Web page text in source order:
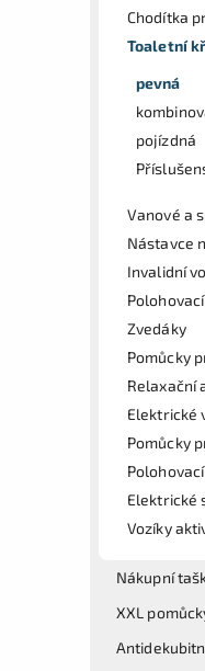
Chodítka
Toaletní
pevná
pojízdná
Vanové a
Nástavce
Invalidní
Zvedáky
Pomůcky
Relaxační
Elektrické
Pomůcky
Elektrické
Vozíky
Nákupní
XXL